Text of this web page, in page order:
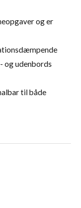
og er
og udenbords
til både